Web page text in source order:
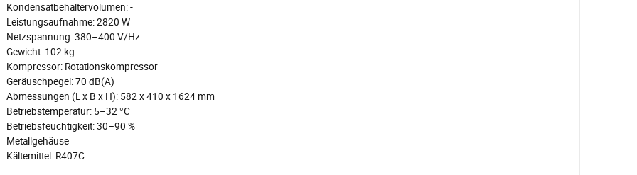
Kondensatbehältervolumen: -
Leistungsaufnahme: 2820 W
Netzspannung: 380–400 V/Hz
Gewicht: 102 kg
Kompressor: Rotationskompressor
Geräuschpegel: 70 dB(A)
Abmessungen (L x B x H): 582 x 410 x 1624 mm
Betriebstemperatur: 5–32 °C
Betriebsfeuchtigkeit: 30–90 %
Metallgehäuse
Kältemittel: R407C